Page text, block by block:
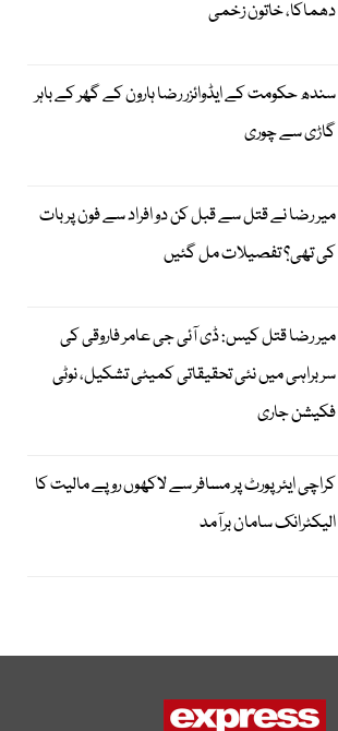
دھماکا، خاتون زخمی
سندھ حکومت کے ایڈوائزر رضا ہارون کے گھر کے باہر
گاڑی سے چوری
میر رضا نے قتل سے قبل کن دو افراد سے فون پر بات
کی تھی؟ تفصیلات مل گئیں
میر رضا قتل کیس: ڈی آئی جی عامر فاروقی کی
سربراہی میں نئی تحقیقاتی کمیٹی تشکیل، نوٹی
فکیشن جاری
کراچی ایئرپورٹ پر مسافر سے لاکھوں روپے مالیت کا
الیکٹرانک سامان برآمد